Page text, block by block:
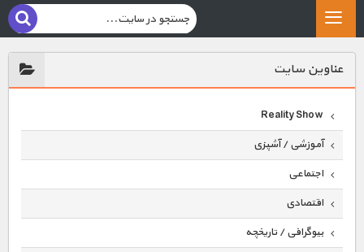
عناوين سايت
Reality Show
آموزشی / آشپزی
اجتماعی
اقتصادی
بیوگرافی / تاریخچه